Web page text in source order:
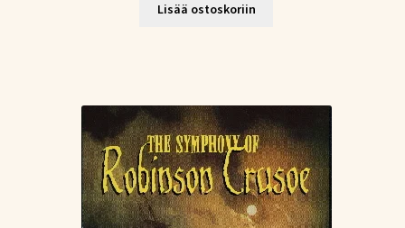
Lisää ostoskoriin